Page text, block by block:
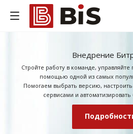
Внедрение
Стройте работу в команде,
помощью одной из самых
Помогаем выбрать версию,
сервисами и